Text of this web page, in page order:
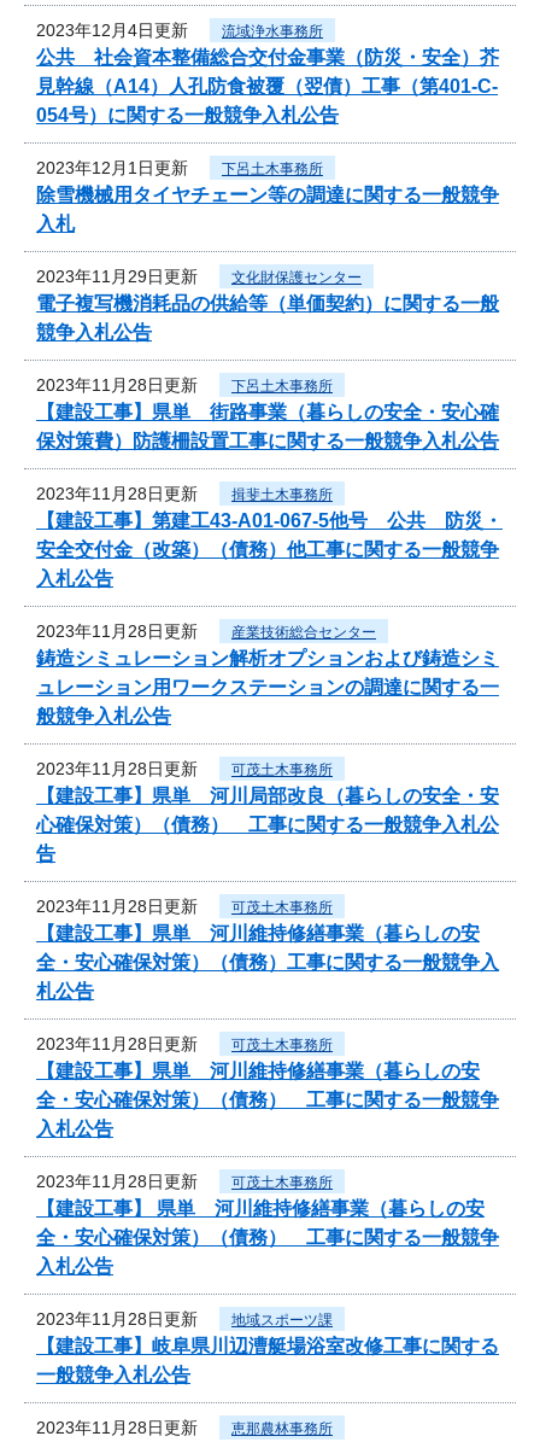
2023年12月4日更新 流域浄水事務所
公共 社会資本整備総合交付金事業（防災・安全）芥
見幹線（A14）人孔防食被覆（翌債）工事（第401-C-
054号）に関する一般競争入札公告
2023年12月1日更新 下呂土木事務所
除雪機械用タイヤチェーン等の調達に関する一般競争
入札
2023年11月29日更新 文化財保護センター
電子複写機消耗品の供給等（単価契約）に関する一般
競争入札公告
2023年11月28日更新 下呂土木事務所
【建設工事】県単 街路事業（暮らしの安全・安心確
保対策費）防護柵設置工事に関する一般競争入札公告
2023年11月28日更新 揖斐土木事務所
【建設工事】第建工43-A01-067-5他号 公共 防災・
安全交付金（改築）（債務）他工事に関する一般競争
入札公告
2023年11月28日更新 産業技術総合センター
鋳造シミュレーション解析オプションおよび鋳造シミ
ュレーション用ワークステーションの調達に関する一
般競争入札公告
2023年11月28日更新 可茂土木事務所
【建設工事】県単 河川局部改良（暮らしの安全・安
心確保対策）（債務） 工事に関する一般競争入札公
告
2023年11月28日更新 可茂土木事務所
【建設工事】県単 河川維持修繕事業（暮らしの安
全・安心確保対策）（債務）工事に関する一般競争入
札公告
2023年11月28日更新 可茂土木事務所
【建設工事】県単 河川維持修繕事業（暮らしの安
全・安心確保対策）（債務） 工事に関する一般競争
入札公告
2023年11月28日更新 可茂土木事務所
【建設工事】 県単 河川維持修繕事業（暮らしの安
全・安心確保対策）（債務） 工事に関する一般競争
入札公告
2023年11月28日更新 地域スポーツ課
【建設工事】岐阜県川辺漕艇場浴室改修工事に関する
一般競争入札公告
2023年11月28日更新 恵那農林事務所